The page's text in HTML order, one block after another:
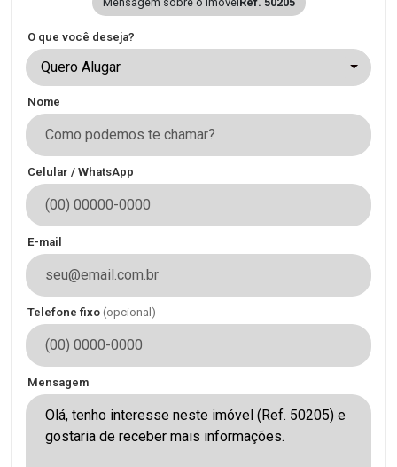
O que você deseja?
Quero Alugar
Nome
Celular / WhatsApp
E-mail
Telefone fixo (opcional)
Mensagem